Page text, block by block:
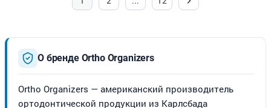
О бренде Ortho Organizers
Ortho Organizers — американский производитель
ортодонтической продукции из Карлсбада